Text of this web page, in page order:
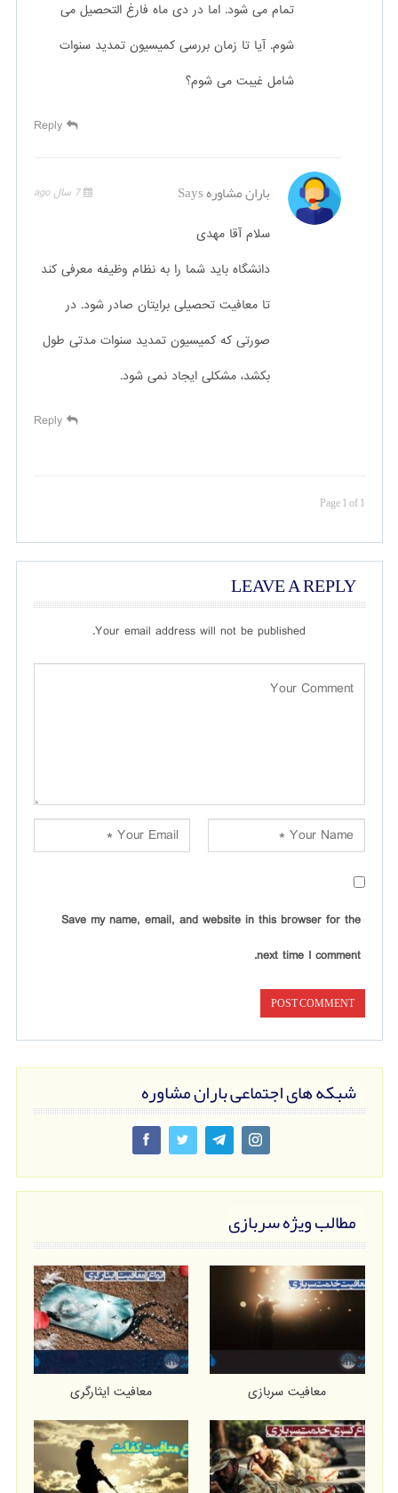
تمام می شود. اما در دی ماه فارغ التحصیل می
شوم. آیا تا زمان بررسی کمیسیون تمدید سنوات
شامل غیبت می شوم؟
Reply
باران مشاورهSays 7 سال ago
سلام آقا مهدی
دانشگاه باید شما را به نظام وظیفه معرفی کند
تا معافیت تحصیلی برایتان صادر شود. در
صورتی که کمیسیون تمدید سنوات مدتی طول
بکشد، مشکلی ایجاد نمی شود.
Reply
Page 1 of 1
LEAVE A REPLY
Your email address will not be published.
Save my name, email, and website in this browser for the
next time I comment.
شبکه های اجتماعی باران مشاوره
مطالب ویژه سربازی
معافیت سربازی معافیت ایثارگری